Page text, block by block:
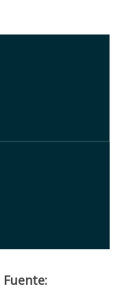
Fuente: